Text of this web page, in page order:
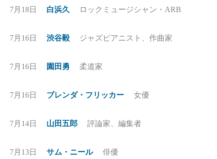
7月18日 白浜久 ロックミュージシャン・ARB
7月16日 渋谷毅 ジャズピアニスト、作曲家
7月16日 園田勇 柔道家
7月16日 ブレンダ・フリッカー 女優
7月14日 山田五郎 評論家、編集者
7月13日 サム・ニール 俳優